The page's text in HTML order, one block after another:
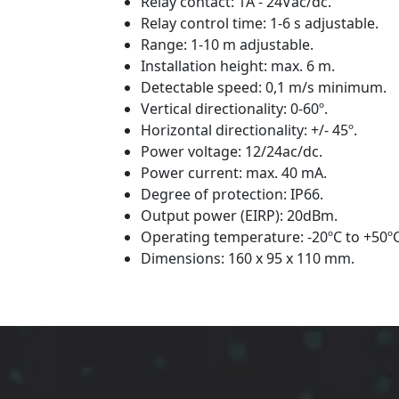
Relay control time: 1-6 s adjustable.
Range: 1-10 m adjustable.
Installation height: max. 6 m.
Detectable speed: 0,1 m/s minimum.
Vertical directionality: 0-60º.
Horizontal directionality: +/- 45º.
Power voltage: 12/24ac/dc.
Power current: max. 40 mA.
Degree of protection: IP66.
Output power (EIRP): 20dBm.
Operating temperature: -20ºC to
Dimensions: 160 x 95 x 110 mm.